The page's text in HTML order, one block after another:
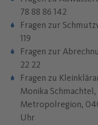
78 88 86 142
Fragen zur
119
Fragen zur
22 22
Fragen zu
Monika Schmachtel,
Metropolregion,
Uhr